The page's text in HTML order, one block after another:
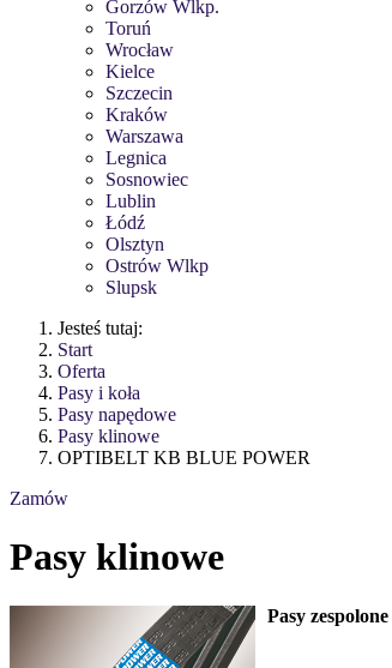
Gorzów Wlkp.
Toruń
Wrocław
Kielce
Szczecin
Kraków
Warszawa
Legnica
Sosnowiec
Lublin
Łódź
Olsztyn
Ostrów Wlkp
Slupsk
Jesteś tutaj:
Start
Oferta
Pasy i koła
Pasy napędowe
Pasy klinowe
OPTIBELT KB BLUE POWER
Zamów
Pasy klinowe
Pasy